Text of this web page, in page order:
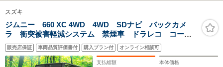
スズキ
ジムニー 660 XC 4WD 4WD SDナビ バックカメ
ラ 衝突被害軽減システム 禁煙車 ドラレコ コーナ
ーセンサー スマートキー LEDヘッド ビルトイン
ETC クルコン 純正16インチアルミ オートハイビー
ム 車線逸脱警報
販売店保証 車両品質評価書付 購入プラン付 オンライン相談可
支払総額 本体価格